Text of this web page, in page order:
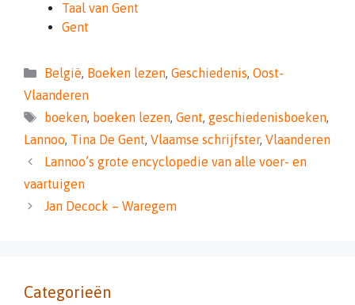
Taal van Gent
Gent
Categorieën
België, Boeken lezen, Geschiedenis, Oost-
Vlaanderen
Tags
boeken, boeken lezen, Gent, geschiedenisboeken,
Lannoo, Tina De Gent, Vlaamse schrijfster, Vlaanderen
Lannoo’s grote encyclopedie van alle voer- en
vaartuigen
Jan Decock – Waregem
Categorieën